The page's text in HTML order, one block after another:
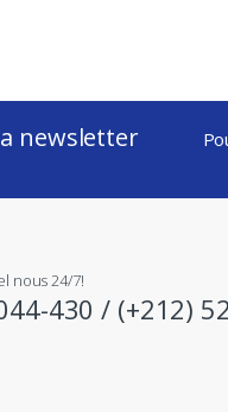
newsletter
nous 24/7!
430 / (+212)